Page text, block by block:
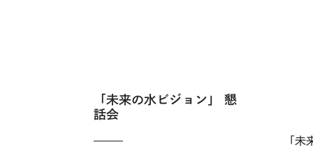
「
「未来の水ビジョン」 懇
話会